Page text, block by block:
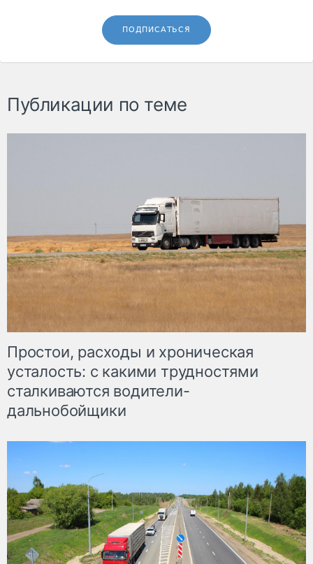
ПОДПИСАТЬСЯ
Публикации по теме
Простои, расходы и хроническая
усталость: с какими трудностями
сталкиваются водители-
дальнобойщики